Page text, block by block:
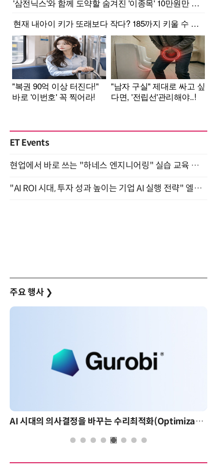
ET Events
현업에서 바로 쓰는 "하네스 엔지니어링" 실습 교육 워크숍 8월 20일 개최
"AI ROI 시대, 투자 성과 높이는 기업 AI 실행 전략" 엘타워 6층 (9월 18일)
주요 행사 ❯
AI 시대의 의사결정을 바꾸는 수리최적화(Optimization): 실제 산업 적용 사례와 활용 전략